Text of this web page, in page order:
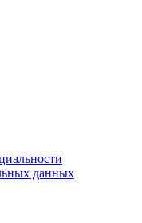
данных